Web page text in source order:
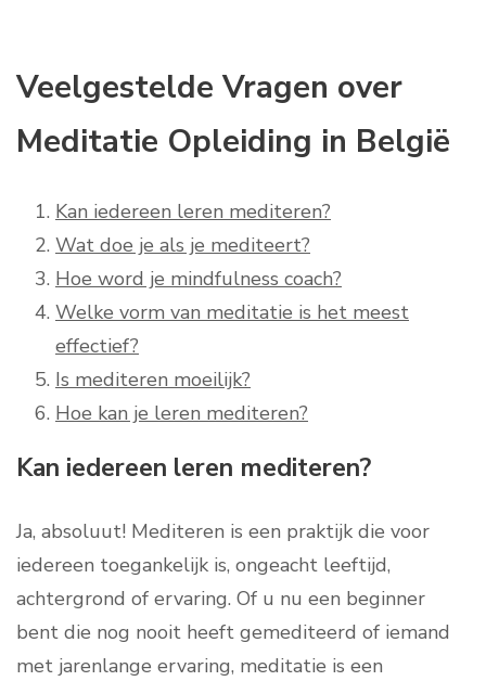
Veelgestelde Vragen over
Meditatie Opleiding in België
Kan iedereen leren mediteren?
Wat doe je als je mediteert?
Hoe word je mindfulness coach?
Welke vorm van meditatie is het meest
effectief?
Is mediteren moeilijk?
Hoe kan je leren mediteren?
Kan iedereen leren mediteren?
Ja, absoluut! Mediteren is een praktijk die voor
iedereen toegankelijk is, ongeacht leeftijd,
achtergrond of ervaring. Of u nu een beginner
bent die nog nooit heeft gemediteerd of iemand
met jarenlange ervaring, meditatie is een